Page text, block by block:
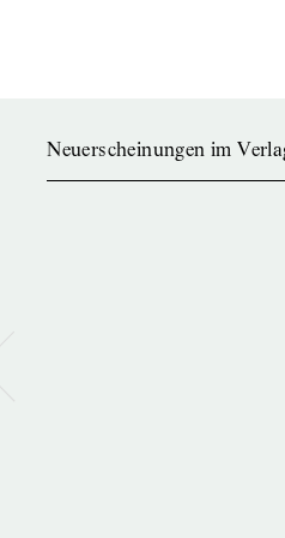
Neuerscheinungen im